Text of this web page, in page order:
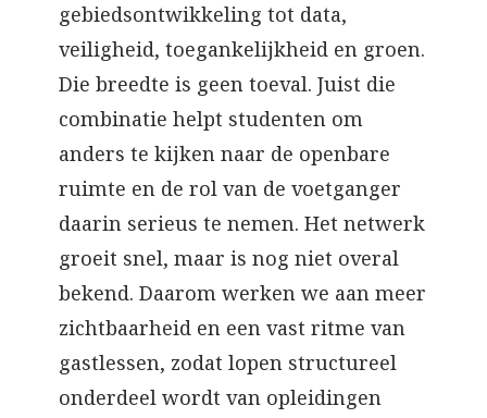
gebiedsontwikkeling tot data,
veiligheid, toegankelijkheid en groen.
Die breedte is geen toeval. Juist die
combinatie helpt studenten om
anders te kijken naar de openbare
ruimte en de rol van de voetganger
daarin serieus te nemen. Het netwerk
groeit snel, maar is nog niet overal
bekend. Daarom werken we aan meer
zichtbaarheid en een vast ritme van
gastlessen, zodat lopen structureel
onderdeel wordt van opleidingen